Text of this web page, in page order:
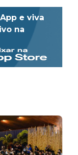
e viva
na